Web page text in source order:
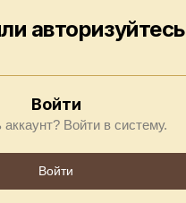
авторизуйтесь
Войти
Войти в систему.
Войти